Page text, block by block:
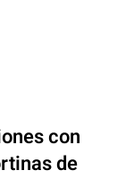
con
de